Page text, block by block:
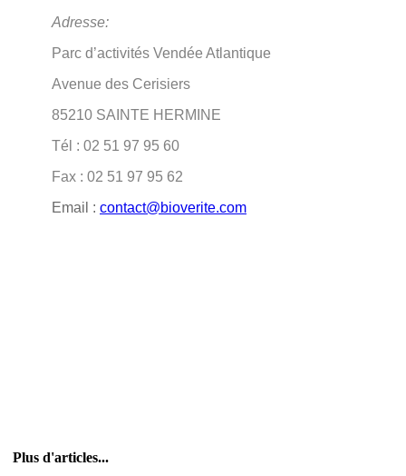
Adresse:
Parc d’activités Vendée Atlantique
Avenue des Cerisiers
85210 SAINTE HERMINE
Tél : 02 51 97 95 60
Fax : 02 51 97 95 62
Email : contact@bioverite.com
Plus d'articles...